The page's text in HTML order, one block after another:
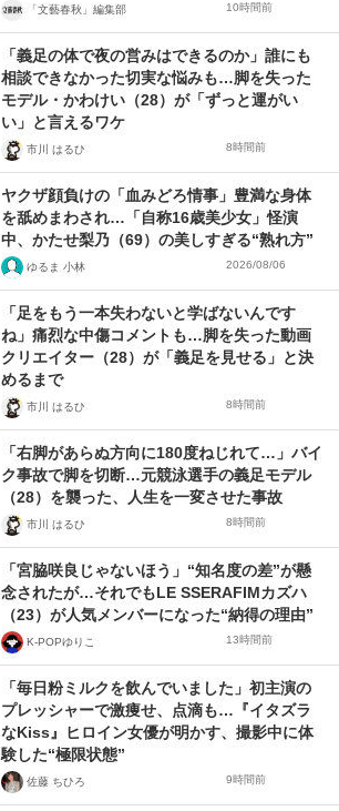
「文藝春秋」編集部 10時間前
「義足の体で夜の営みはできるのか」誰にも
相談できなかった切実な悩みも…脚を失った
モデル・かわけい（28）が「ずっと運がい
い」と言えるワケ
市川 はるひ 8時間前
ヤクザ顔負けの「血みどろ情事」豊満な身体
を舐めまわされ…「自称16歳美少女」怪演
中、かたせ梨乃（69）の美しすぎる“熟れ方”
ゆるま 小林 2026/08/06
「足をもう一本失わないと学ばないんです
ね」痛烈な中傷コメントも…脚を失った動画
クリエイター（28）が「義足を見せる」と決
めるまで
市川 はるひ 8時間前
「右脚があらぬ方向に180度ねじれて…」バイ
ク事故で脚を切断…元競泳選手の義足モデル
（28）を襲った、人生を一変させた事故
市川 はるひ 8時間前
「宮脇咲良じゃないほう」“知名度の差”が懸
念されたが…それでもLE SSERAFIMカズハ
（23）が人気メンバーになった“納得の理由”
K-POPゆりこ 13時間前
「毎日粉ミルクを飲んでいました」初主演の
プレッシャーで激痩せ、点滴も…『イタズラ
なKiss』ヒロイン女優が明かす、撮影中に体
験した“極限状態”
佐藤 ちひろ 9時間前